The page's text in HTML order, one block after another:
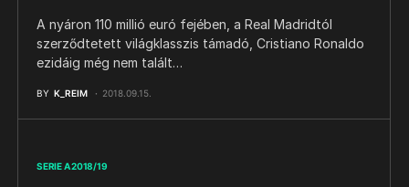
A nyáron 110 millió euró fejében, a Real Madridtól
szerződtetett világklasszis támadó, Cristiano Ronaldo
ezidáig még nem talált…
BY K_REIM 2018.09.15.
SERIE A 2018/19